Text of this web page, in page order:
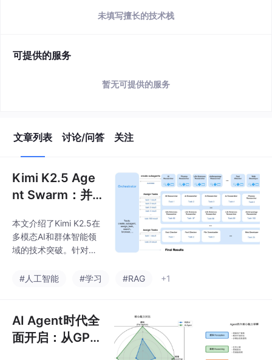
未填写擅长的技术栈
可提供的服务
暂无可提供的服务
文章列表 讨论/问答 关注
Kimi K2.5 Age
nt Swarm：并
爆AI新时代？揭
秘群体智能落地
本文介绍了Kimi K2.5在
多模态AI和群体智能领
域的技术突破。针对单
执行效率和鲁棒性方面
智能编排器实现Agent
集群的高效协作。该模
型采用1.04万亿参数的
#人工智能 #学习 #RAG +1
AI Agent时代全
面开启：从GPT